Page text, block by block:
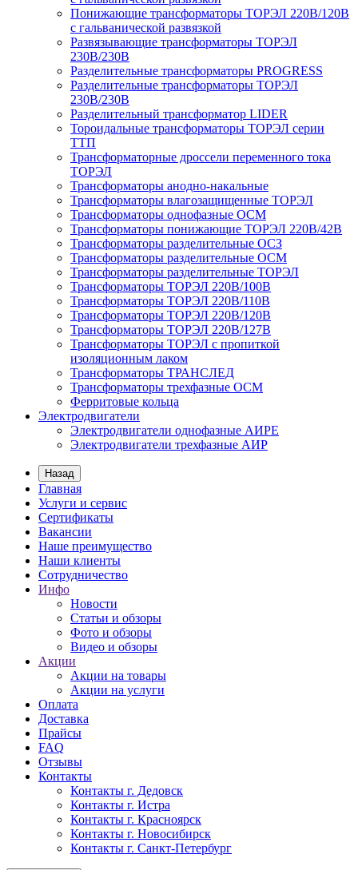
Понижающие трансформаторы ТОРЭЛ 220В/120В
с гальванической развязкой
Развязывающие трансформаторы ТОРЭЛ
230В/230В
Разделительные трансформаторы PROGRESS
Разделительные трансформаторы ТОРЭЛ
230В/230В
Разделительный трансформатор LIDER
Тороидальные трансформаторы ТОРЭЛ серии
ТТП
Трансформаторные дроссели переменного тока
ТОРЭЛ
Трансформаторы анодно-накальные
Трансформаторы влагозащищенные ТОРЭЛ
Трансформаторы однофазные ОСМ
Трансформаторы понижающие ТОРЭЛ 220В/42В
Трансформаторы разделительные ОСЗ
Трансформаторы разделительные ОСМ
Трансформаторы разделительные ТОРЭЛ
Трансформаторы ТОРЭЛ 220В/100В
Трансформаторы ТОРЭЛ 220В/110В
Трансформаторы ТОРЭЛ 220В/120В
Трансформаторы ТОРЭЛ 220В/127В
Трансформаторы ТОРЭЛ с пропиткой
изоляционным лаком
Трансформаторы ТРАНСЛЕД
Трансформаторы трехфазные ОСМ
Ферритовые кольца
Электродвигатели
Электродвигатели однофазные АИРЕ
Электродвигатели трехфазные АИР
Назад
Главная
Услуги и сервис
Сертификаты
Вакансии
Наше преимущество
Наши клиенты
Сотрудничество
Инфо
Новости
Статьи и обзоры
Фото и обзоры
Видео и обзоры
Акции
Акции на товары
Акции на услуги
Оплата
Доставка
Прайсы
FAQ
Отзывы
Контакты
Контакты г. Дедовск
Контакты г. Истра
Контакты г. Красноярск
Контакты г. Новосибирск
Контакты г. Санкт-Петербург